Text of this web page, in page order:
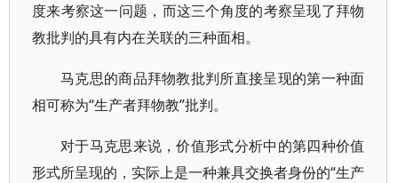
度来考察这一问题，而这三个角度的考察呈现了拜物
教批判的具有内在关联的三种面相。
马克思的商品拜物教批判所直接呈现的第一种面
相可称为“生产者拜物教”批判。
对于马克思来说，价值形式分析中的第四种价值
形式所呈现的，实际上是一种兼具交换者身份的“生产